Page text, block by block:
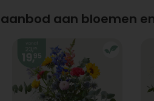
aan bloemen